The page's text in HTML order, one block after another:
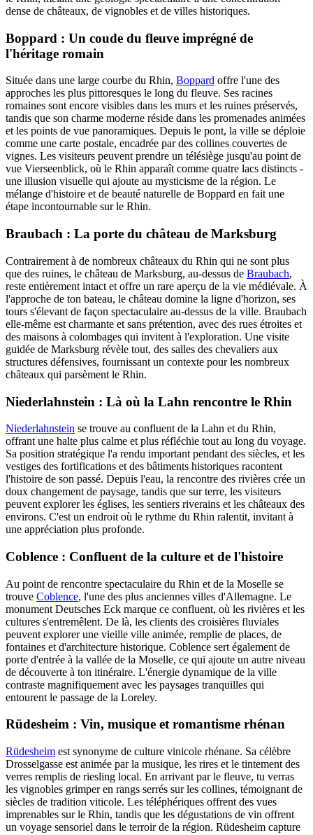
dense de châteaux, de vignobles et de villes historiques.
Boppard : Un coude du fleuve imprégné de
l'héritage romain
Située dans une large courbe du Rhin, Boppard offre l'une des
approches les plus pittoresques le long du fleuve. Ses racines
romaines sont encore visibles dans les murs et les ruines préservés,
tandis que son charme moderne réside dans les promenades animées
et les points de vue panoramiques. Depuis le pont, la ville se déploie
comme une carte postale, encadrée par des collines couvertes de
vignes. Les visiteurs peuvent prendre un télésiège jusqu'au point de
vue Vierseenblick, où le Rhin apparaît comme quatre lacs distincts -
une illusion visuelle qui ajoute au mysticisme de la région. Le
mélange d'histoire et de beauté naturelle de Boppard en fait une
étape incontournable sur le Rhin.
Braubach : La porte du château de Marksburg
Contrairement à de nombreux châteaux du Rhin qui ne sont plus
que des ruines, le château de Marksburg, au-dessus de Braubach,
reste entièrement intact et offre un rare aperçu de la vie médiévale. À
l'approche de ton bateau, le château domine la ligne d'horizon, ses
tours s'élevant de façon spectaculaire au-dessus de la ville. Braubach
elle-même est charmante et sans prétention, avec des rues étroites et
des maisons à colombages qui invitent à l'exploration. Une visite
guidée de Marksburg révèle tout, des salles des chevaliers aux
structures défensives, fournissant un contexte pour les nombreux
châteaux qui parsèment le Rhin.
Niederlahnstein : Là où la Lahn rencontre le Rhin
Niederlahnstein se trouve au confluent de la Lahn et du Rhin,
offrant une halte plus calme et plus réfléchie tout au long du voyage.
Sa position stratégique l'a rendu important pendant des siècles, et les
vestiges des fortifications et des bâtiments historiques racontent
l'histoire de son passé. Depuis l'eau, la rencontre des rivières crée un
doux changement de paysage, tandis que sur terre, les visiteurs
peuvent explorer les églises, les sentiers riverains et les châteaux des
environs. C'est un endroit où le rythme du Rhin ralentit, invitant à
une appréciation plus profonde.
Coblence : Confluent de la culture et de l'histoire
Au point de rencontre spectaculaire du Rhin et de la Moselle se
trouve Coblence, l'une des plus anciennes villes d'Allemagne. Le
monument Deutsches Eck marque ce confluent, où les rivières et les
cultures s'entremêlent. De là, les clients des croisières fluviales
peuvent explorer une vieille ville animée, remplie de places, de
fontaines et d'architecture historique. Coblence sert également de
porte d'entrée à la vallée de la Moselle, ce qui ajoute un autre niveau
de découverte à ton itinéraire. L'énergie dynamique de la ville
contraste magnifiquement avec les paysages tranquilles qui
entourent le passage de la Loreley.
Rüdesheim : Vin, musique et romantisme rhénan
Rüdesheim est synonyme de culture vinicole rhénane. Sa célèbre
Drosselgasse est animée par la musique, les rires et le tintement des
verres remplis de riesling local. En arrivant par le fleuve, tu verras
les vignobles grimper en rangs serrés sur les collines, témoignant de
siècles de tradition viticole. Les téléphériques offrent des vues
imprenables sur le Rhin, tandis que les dégustations de vin offrent
un voyage sensoriel dans le terroir de la région. Rüdesheim capture